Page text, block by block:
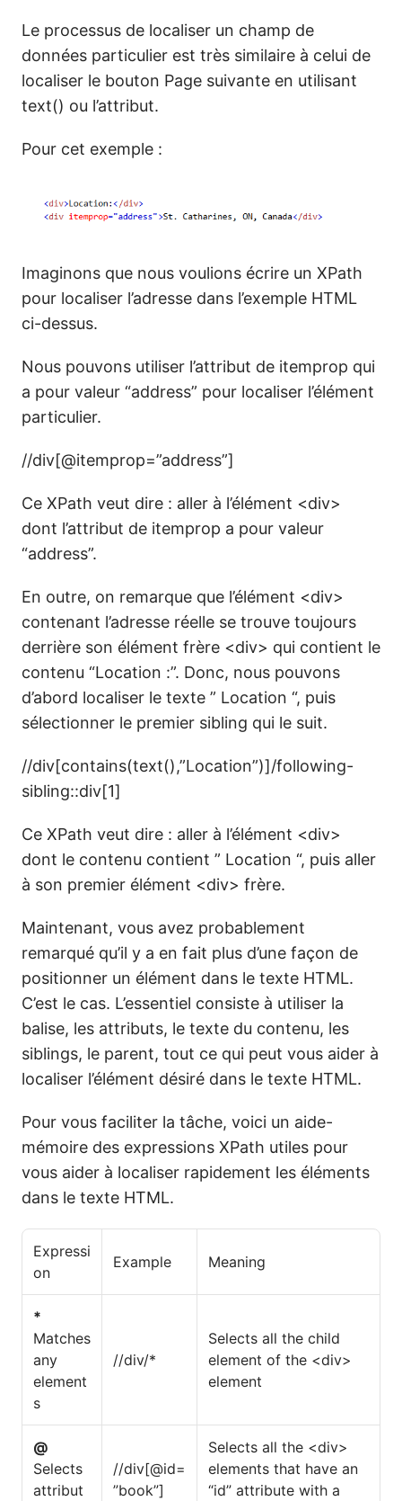
Le processus de localiser un champ de
données particulier est très similaire à celui de
localiser le bouton Page suivante en utilisant
text() ou l’attribut.
Pour cet exemple :
Imaginons que nous voulions écrire un XPath
pour localiser l’adresse dans l’exemple HTML
ci-dessus.
Nous pouvons utiliser l’attribut de itemprop qui
a pour valeur “address” pour localiser l’élément
particulier.
//div[@itemprop=”address”]
Ce XPath veut dire : aller à l’élément <div>
dont l’attribut de itemprop a pour valeur
“address”.
En outre, on remarque que l’élément <div>
contenant l’adresse réelle se trouve toujours
derrière son élément frère <div> qui contient le
contenu “Location :”. Donc, nous pouvons
d’abord localiser le texte ” Location “, puis
sélectionner le premier sibling qui le suit.
//div[contains(text(),”Location”)]/following-
sibling::div[1]
Ce XPath veut dire : aller à l’élément <div>
dont le contenu contient ” Location “, puis aller
à son premier élément <div> frère.
Maintenant, vous avez probablement
remarqué qu’il y a en fait plus d’une façon de
positionner un élément dans le texte HTML.
C’est le cas. L’essentiel consiste à utiliser la
balise, les attributs, le texte du contenu, les
siblings, le parent, tout ce qui peut vous aider à
localiser l’élément désiré dans le texte HTML.
Pour vous faciliter la tâche, voici un aide-
mémoire des expressions XPath utiles pour
vous aider à localiser rapidement les éléments
dans le texte HTML.
Expressi
on
Example Meaning
*
Matches
any
element
s
//div/*
Selects all the child
element of the <div>
element
@
Selects
attribut
//div[@id=
”book”]
Selects all the <div>
elements that have an
“id” attribute with a